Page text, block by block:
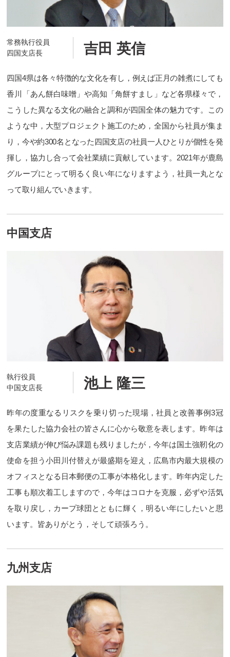
常務執行役員
四国支店長
吉田 英信
四国4県は各々特徴的な文化を有し，例えば正月の雑煮にしても
香川「あん餅白味噌」や高知「角餅すまし」など各県様々で，
こうした異なる文化の融合と調和が四国全体の魅力です。この
ような中，大型プロジェクト施工のため，全国から社員が集ま
り，今や約300名となった四国支店の社員一人ひとりが個性を発
揮し，協力し合って会社業績に貢献しています。2021年が鹿島
グループにとって明るく良い年になりますよう，社員一丸とな
って取り組んでいきます。
中国支店
執行役員
中国支店長
池上 隆三
昨年の度重なるリスクを乗り切った現場，社員と改善事例3冠
を果たした協力会社の皆さんに心から敬意を表します。昨年は
支店業績が伸び悩み課題も残りましたが，今年は国土強靭化の
使命を担う小田川付替えが最盛期を迎え，広島市内最大規模の
オフィスとなる日本郵便の工事が本格化します。昨年内定した
工事も順次着工しますので，今年はコロナを克服，必ずや活気
を取り戻し，カープ球団とともに輝く，明るい年にしたいと思
います。皆ありがとう，そして頑張ろう。
九州支店